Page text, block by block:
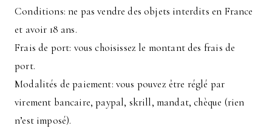
Conditions: ne pas vendre des objets interdits en France
et avoir 18 ans.
Frais de port: vous choisissez le montant des frais de
port.
Modalités de paiement: vous pouvez être réglé par
virement bancaire, paypal, skrill, mandat, chèque (rien
n’est imposé).